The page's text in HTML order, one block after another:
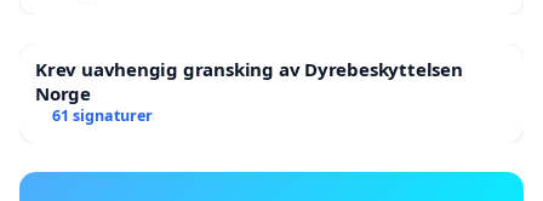
Krev uavhengig gransking av Dyrebeskyttelsen
Norge
61 signaturer